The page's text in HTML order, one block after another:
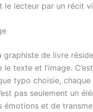
le lecteur par un récit
graphiste de livre
le texte et l’image.
typo choisie,
pas seulement un
et de